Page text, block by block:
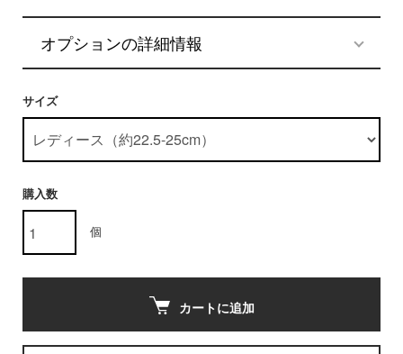
オプションの詳細情報
サイズ
購入数
個
カートに追加